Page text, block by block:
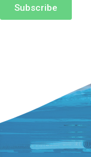
Subscribe